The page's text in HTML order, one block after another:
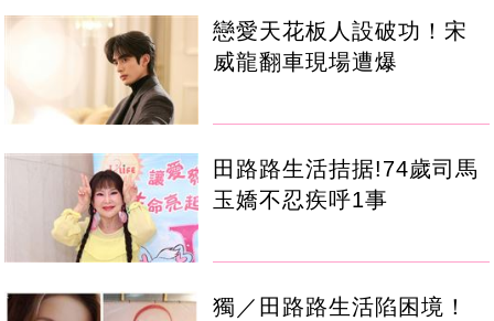
戀愛天花板人設破功！宋
威龍翻車現場遭爆
田路路生活拮据!74歲司馬
玉嬌不忍疾呼1事
獨／田路路生活陷困境！